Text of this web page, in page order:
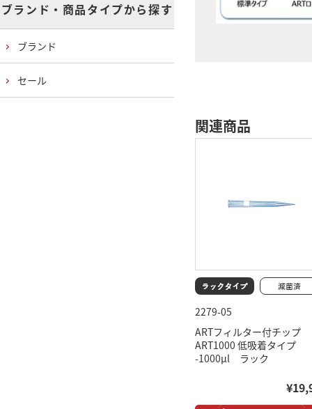
関連商品
2279-05
ARTフィルター付チップ
ART1000 低吸着タイプ
-1000μl ラック
ブランド・商品タイプから探す
ブランド
セール